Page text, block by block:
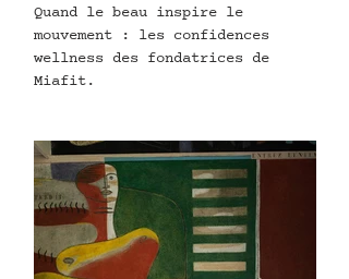
Quand le beau inspire le
mouvement : les confidences
wellness des fondatrices de
Miafit.